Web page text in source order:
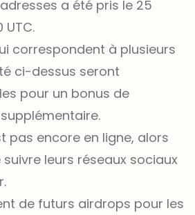
a été pris le 25
UTC.
correspondent à plusieurs
ci-dessus seront
pour un bonus de
pas encore en ligne, alors
leurs réseaux sociaux
de futurs airdrops pour les